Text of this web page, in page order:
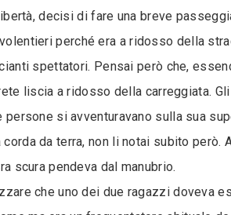
decisi di fare una breve
perché era a ridosso della
spettatori. Pensai però che,
liscia a ridosso della carreggiata.
persone si avventuravano sulla sua
da terra, non li notai subito
scura pendeva dal manubrio.
che uno dei due ragazzi doveva